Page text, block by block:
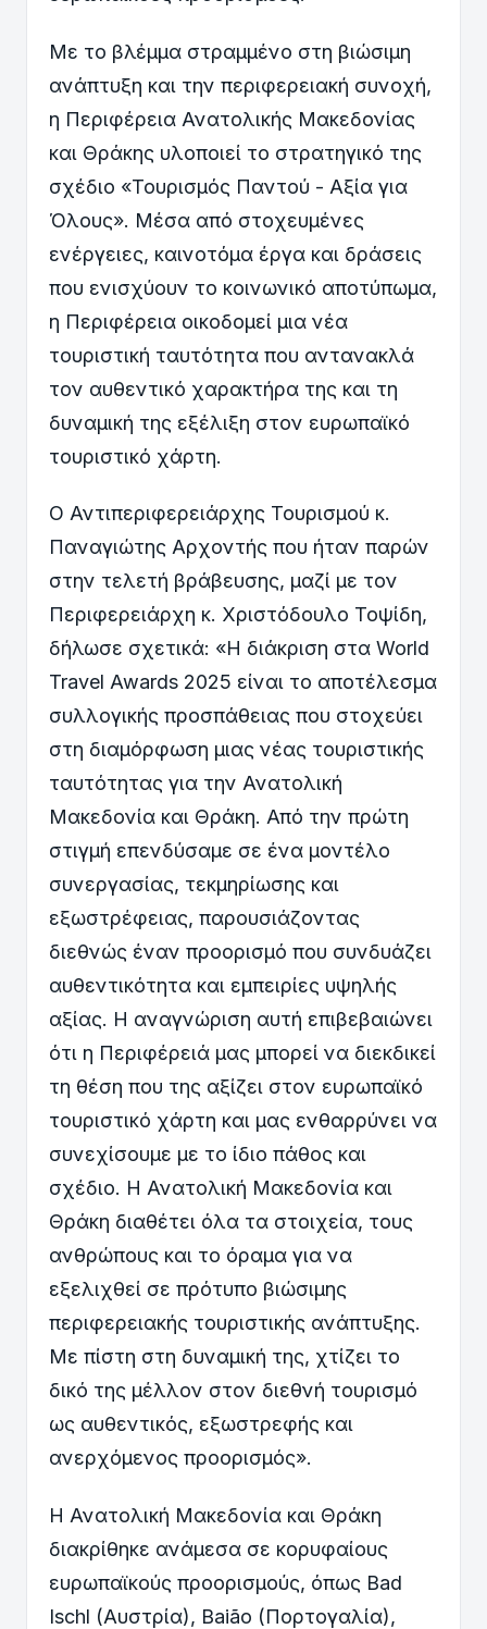
Με το βλέμμα στραμμένο στη βιώσιμη
ανάπτυξη και την περιφερειακή συνοχή,
η Περιφέρεια Ανατολικής Μακεδονίας
και Θράκης υλοποιεί το στρατηγικό της
σχέδιο «Τουρισμός Παντού - Αξία για
Όλους». Μέσα από στοχευμένες
ενέργειες, καινοτόμα έργα και δράσεις
που ενισχύουν το κοινωνικό αποτύπωμα,
η Περιφέρεια οικοδομεί μια νέα
τουριστική ταυτότητα που αντανακλά
τον αυθεντικό χαρακτήρα της και τη
δυναμική της εξέλιξη στον ευρωπαϊκό
τουριστικό χάρτη.
Ο Αντιπεριφερειάρχης Τουρισμού κ.
Παναγιώτης Αρχοντής που ήταν παρών
στην τελετή βράβευσης, μαζί με τον
Περιφερειάρχη κ. Χριστόδουλο Τοψίδη,
δήλωσε σχετικά: «Η διάκριση στα World
Travel Awards 2025 είναι το αποτέλεσμα
συλλογικής προσπάθειας που στοχεύει
στη διαμόρφωση μιας νέας τουριστικής
ταυτότητας για την Ανατολική
Μακεδονία και Θράκη. Από την πρώτη
στιγμή επενδύσαμε σε ένα μοντέλο
συνεργασίας, τεκμηρίωσης και
εξωστρέφειας, παρουσιάζοντας
διεθνώς έναν προορισμό που συνδυάζει
αυθεντικότητα και εμπειρίες υψηλής
αξίας. Η αναγνώριση αυτή επιβεβαιώνει
ότι η Περιφέρειά μας μπορεί να διεκδικεί
τη θέση που της αξίζει στον ευρωπαϊκό
τουριστικό χάρτη και μας ενθαρρύνει να
συνεχίσουμε με το ίδιο πάθος και
σχέδιο. Η Ανατολική Μακεδονία και
Θράκη διαθέτει όλα τα στοιχεία, τους
ανθρώπους και το όραμα για να
εξελιχθεί σε πρότυπο βιώσιμης
περιφερειακής τουριστικής ανάπτυξης.
Με πίστη στη δυναμική της, χτίζει το
δικό της μέλλον στον διεθνή τουρισμό
ως αυθεντικός, εξωστρεφής και
ανερχόμενος προορισμός».
Η Ανατολική Μακεδονία και Θράκη
διακρίθηκε ανάμεσα σε κορυφαίους
ευρωπαϊκούς προορισμούς, όπως Bad
Ischl (Αυστρία), Baião (Πορτογαλία),